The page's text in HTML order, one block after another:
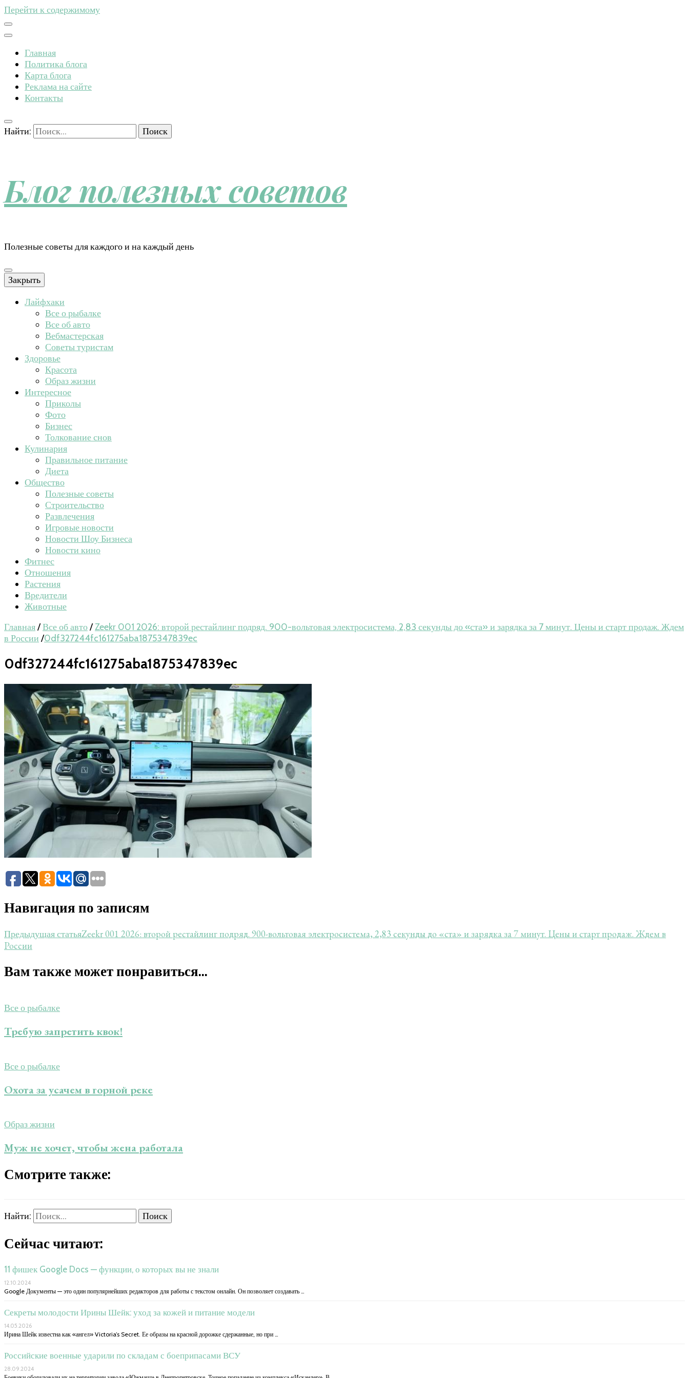
Перейти к содержимому
Главная
Политика блога
Карта блога
Реклама на сайте
Контакты
Найти:
Блог полезных советов
Полезные советы для каждого и на каждый день
Закрыть
Лайфхаки
Все о рыбалке
Все об авто
Вебмастерская
Советы туристам
Здоровье
Красота
Образ жизни
Интересное
Приколы
Фото
Бизнес
Толкование снов
Кулинария
Правильное питание
Диета
Общество
Полезные советы
Строительство
Развлечения
Игровые новости
Новости Шоу Бизнеса
Новости кино
Фитнес
Отношения
Растения
Вредители
Животные
Главная/Все об авто/Zeekr 001 2026: второй рестайлинг подряд. 900-вольтовая электросистема, 2,83 секунды до «ста» и зарядка за 7 минут. Цены и старт продаж. Ждем
в России /0df327244fc161275aba1875347839ec
0df327244fc161275aba1875347839ec
Навигация по записям
Предыдущая статьяZeekr 001 2026: второй рестайлинг подряд. 900-вольтовая электросистема, 2,83 секунды до «ста» и зарядка за 7 минут. Цены и старт продаж. Ждем в
России
Вам также может понравиться...
Все о рыбалке
Требую запретить квок!
Все о рыбалке
Охота за усачем в горной реке
Образ жизни
Муж не хочет, чтобы жена работала
Смотрите также:
Найти:
Сейчас читают:
11 фишек Google Docs — функции, о которых вы не знали
12.10.2024
Google Документы — это один популярнейших редакторов для работы с текстом онлайн. Он позволяет создавать …
Секреты молодости Ирины Шейк: уход за кожей и питание модели
14.05.2026
Ирина Шейк известна как «ангел» Victoria’s Secret. Ее образы на красной дорожке сдержанные, но при …
Российские военные ударили по складам с боеприпасами ВСУ
28.09.2024